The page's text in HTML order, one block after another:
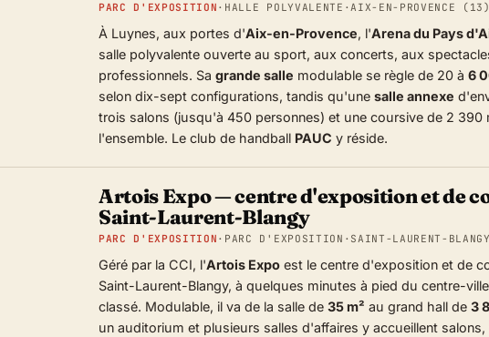
PARC D'EXPOSITION · HALLE POLYVALENTE ·AIX-EN-PROVENCE (13)
À Luynes, aux portes d'Aix-en-Provence, l'Arena du Pays
salle polyvalente ouverte au sport, aux concerts, aux
professionnels. Sa grande salle modulable se règle de 20 à 6
selon dix-sept configurations, tandis qu'une salle annexe
trois salons (jusqu'à 450 personnes) et une coursive de 2 390
l'ensemble. Le club de handball PAUC y réside.
Artois Expo — centre d'exposition et de
Saint-Laurent-Blangy
PARC D'EXPOSITION · PARC D'EXPOSITION · SAINT-LAURENT-
Géré par la CCI, l'Artois Expo est le centre d'exposition et de
Saint-Laurent-Blangy, à quelques minutes à pied du centre-
classé. Modulable, il va de la salle de 35 m² au grand hall de 3
un auditorium et plusieurs salles d'affaires y accueillent salons,